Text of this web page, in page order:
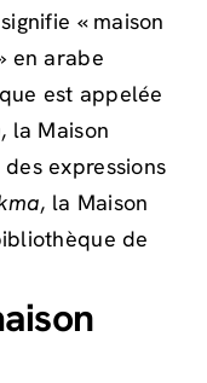
« maison
en arabe
est appelée
, la Maison
expressions
, la Maison
de